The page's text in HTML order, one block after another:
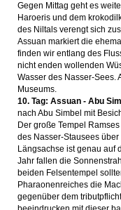
Gegen Mittag geht es
Haroeris und dem
des Niltals verengt sich
Assuan markiert die
finden wir entlang des
nicht enden wollenden
Wasser des Nasser-Sees.
Museums.
10. Tag: Assuan - Abu
nach Abu Simbel mit
Der große Tempel
des Nasser-Stausees
Längsachse ist genau auf
Jahr fallen die
beiden Felsentempel
Pharaonenreiches die
gegenüber dem